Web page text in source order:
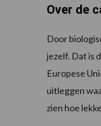
Over de
Door
jezelf. Dat is
Europese
uitleggen
zien hoe